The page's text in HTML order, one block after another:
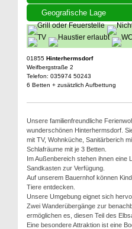
Geografische Lage
01855 Hinterhermsdorf
Weifbergstraße 2
Telefon: 035974 50243
6 Betten + zusätzlich Aufbettung
Unsere familienfreundliche
wunderschönen Hinterhermsdorf.
mit TV, Wohnküche, Sanitärberich
Schlafräume mit je 3 Betten.
Im Außenbereich stehen ihnen eine
Sandkasten zur Verfügung.
Auf unserem Bauernhof können
Tiere entdecken.
Unsere Umgebung eignet sich
Zwei Wanderübergänge zur
ermöglichen es, diesen Teil des
Eine besondere Attraktion ist eine